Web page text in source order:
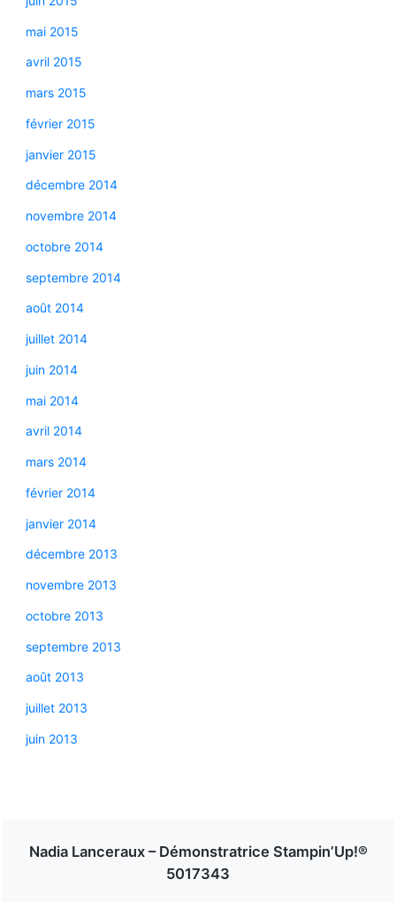
mai 2015
avril 2015
mars 2015
février 2015
janvier 2015
décembre 2014
novembre 2014
octobre 2014
septembre 2014
août 2014
juillet 2014
juin 2014
mai 2014
avril 2014
mars 2014
février 2014
janvier 2014
décembre 2013
novembre 2013
octobre 2013
septembre 2013
août 2013
juillet 2013
juin 2013
Nadia Lanceraux – Démonstratrice Stampin’Up!®
5017343